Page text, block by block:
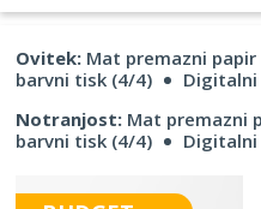
Ovitek: Mat premazni papir
barvni tisk (4/4)
Notranjost: Mat premazni
barvni tisk (4/4)